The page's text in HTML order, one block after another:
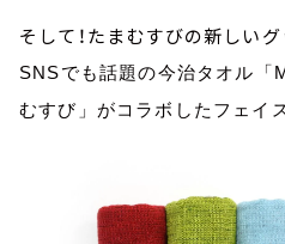
そして！たまむすびの新しいグ
SNSでも話題の今治タオル「
むすび」がコラボしたフェイ